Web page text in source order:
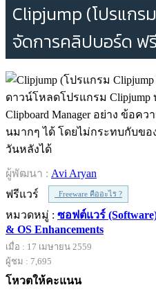
Clipjump (โปรแกร
จัดการคลิปบอร์ด ฟ
ดาวน์โหลดโปรแกรม
Clipboard Manager อย่าง ข้อค
นมากๆ ได้ โดยไม่กระทบกับของ
วันหลังได้
ผู้พัฒนา : Avi Aryan
ฟรีแวร์
Freeware คืออะไร ?
หมวดหมู่ : ซอฟต์แวร์
& OS Enhancements
เมื่อ : 17 เมษายน 2559
ผู้ชม : 7,695
โหวตให้คะแนน